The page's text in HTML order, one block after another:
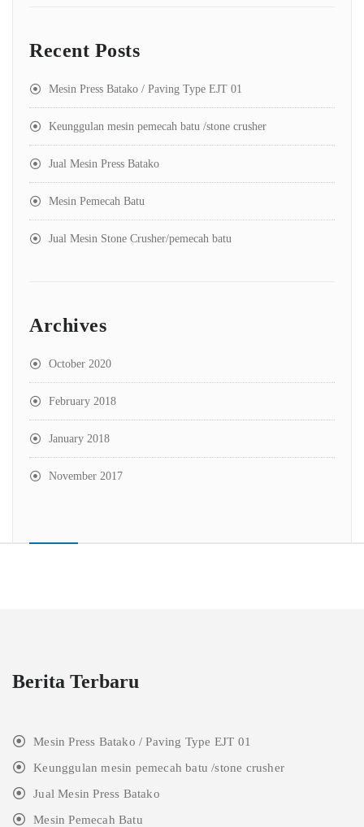
Recent Posts
Mesin Press Batako / Paving Type EJT 01
Keunggulan mesin pemecah batu /stone crusher
Jual Mesin Press Batako
Mesin Pemecah Batu
Jual Mesin Stone Crusher/pemecah batu
Archives
October 2020
February 2018
January 2018
November 2017
Berita Terbaru
Mesin Press Batako / Paving Type EJT 01
Keunggulan mesin pemecah batu /stone crusher
Jual Mesin Press Batako
Mesin Pemecah Batu